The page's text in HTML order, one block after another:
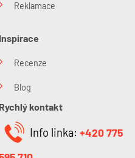
Reklamace
Inspirace
Recenze
Blog
Rychlý kontakt
Info linka: +420 775